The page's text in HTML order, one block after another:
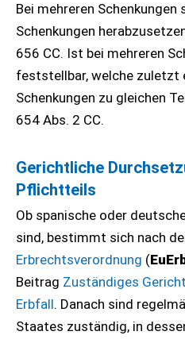
Bei mehreren
Schenkungen
656 CC. Ist bei mehreren
feststellbar, welche zuletzt
Schenkungen zu gleichen
654 Abs. 2 CC.
Gerichtliche
Pflichtteils
Ob spanische oder
sind, bestimmt sich nach
Erbrechtsverordnung (
Beitrag Zuständiges
Erbfall. Danach sind
Staates zuständig, in